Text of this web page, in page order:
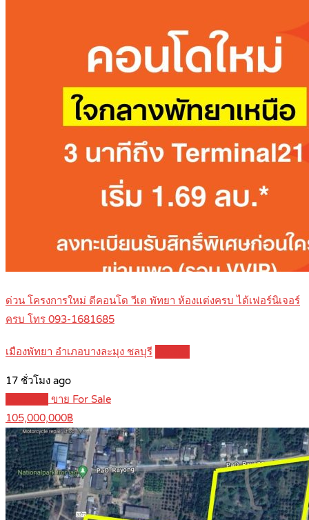
ด่วน โครงการใหม่ ดีคอนโด วีเต พัทยา ห้องแต่งครบ ได้เฟอร์นิเจอร์
ครบ โทร 093-1681685
เมืองพัทยา อำเภอบางละมุง ชลบุรี
17 ชั่วโมง ago
ขาย For Sale
105,000,000฿